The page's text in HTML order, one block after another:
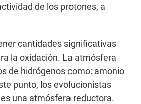
de los protones, a
cantidades significativas
la oxidación. La atmósfera
de hidrógenos como: amonio
punto, los evolucionistas
una atmósfera reductora.